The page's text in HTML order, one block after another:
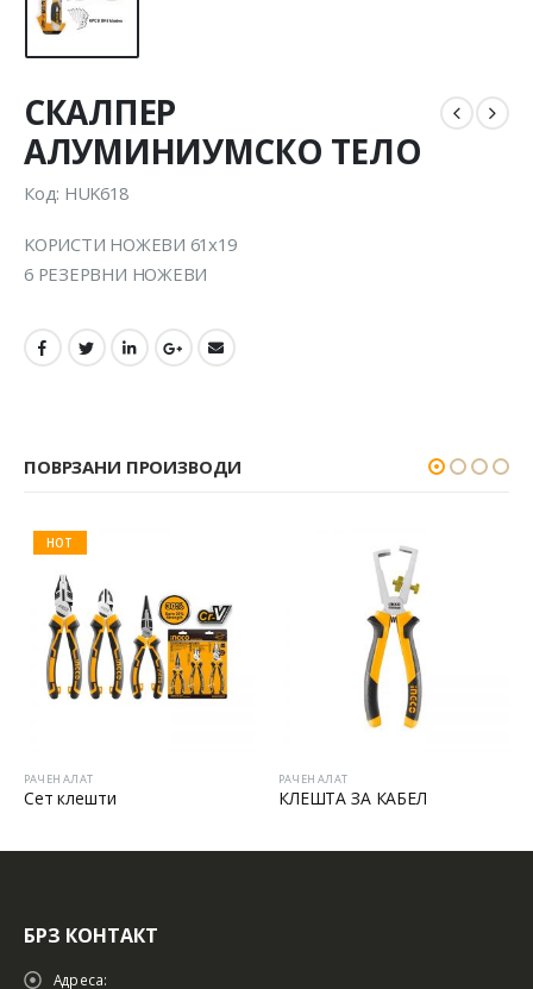
СКАЛПЕР
АЛУМИНИУМСКО ТЕЛО
Код: HUK618
KОРИСТИ НОЖЕВИ 61х19
6 РЕЗЕРВНИ НОЖЕВИ
ПОВРЗАНИ ПРОИЗВОДИ
HOT
РАЧЕН АЛАТ
Сет клешти
РАЧЕН АЛАТ
КЛЕШТА ЗА КАБЕЛ
БРЗ КОНТАКТ
Адреса: